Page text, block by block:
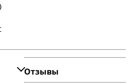
Отзывы